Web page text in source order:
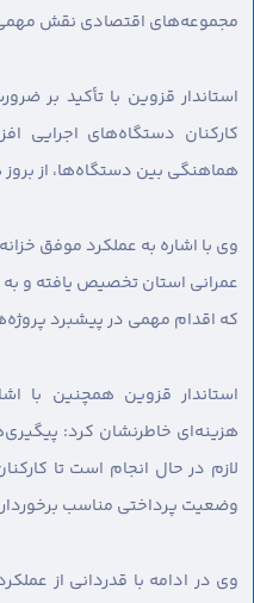
مجموعه‌های اقتصادی نقش مهمی
استاندار قزوین با تأکید بر
کارکنان دستگاه‌های اجرایی
هماهنگی بین دستگاه‌ها، از
عمرانی استان تخصیص یافته و
که اقدام مهمی در پیشبرد
استاندار قزوین همچنین با
هزینه‌ای خاطرنشان کرد:
لازم در حال انجام است تا
وضعیت پرداختی مناسب
وی در ادامه با قدردانی از